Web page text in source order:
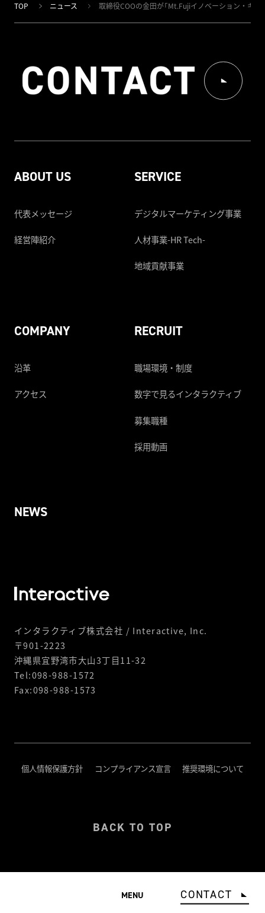
MENU
CONTACT
CONTACT
TOP ニュース 取締役COOの金田が「Mt.Fujiイノベーション・キ
ABOUT US
代表メッセージ
経営陣紹介
SERVICE
デジタルマーケティング事業
人材事業-HR Tech-
地域貢献事業
COMPANY
沿革
アクセス
RECRUIT
職場環境・制度
数字で見るインタラクティブ
募集職種
採用動画
NEWS
インタラクティブ株式会社 / Interactive, Inc.
〒901-2223
沖縄県宜野湾市大山3丁目11-32
Tel:098-988-1572
Fax:098-988-1573
個人情報保護方針 コンプライアンス宣言 推奨環境について
BACK TO TOP